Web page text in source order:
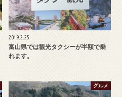
2019.2.25
富山県では観光タクシーが半額で乗
れます。
グルメ